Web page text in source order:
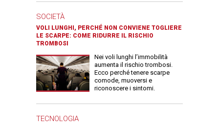
SOCIETÀ
VOLI LUNGHI, PERCHÉ NON CONVIENE TOGLIERE
LE SCARPE: COME RIDURRE IL RISCHIO
TROMBOSI
Nei voli lunghi l’immobilità
aumenta il rischio trombosi.
Ecco perché tenere scarpe
comode, muoversi e
riconoscere i sintomi.
TECNOLOGIA